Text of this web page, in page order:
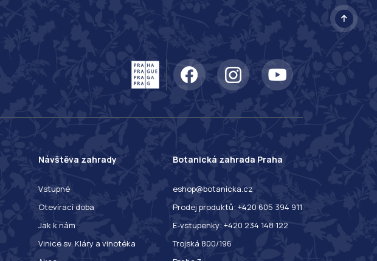
Návštěva zahrady
Vstupné
Otevírací doba
Jak k nám
Vinice sv. Kláry a vinotéka
Botanická zahrada Praha
eshop@botanicka.cz
Prodej produktů: +420 605 394 911
E-vstupenky: +420 234 148 122
Trojská 800/196